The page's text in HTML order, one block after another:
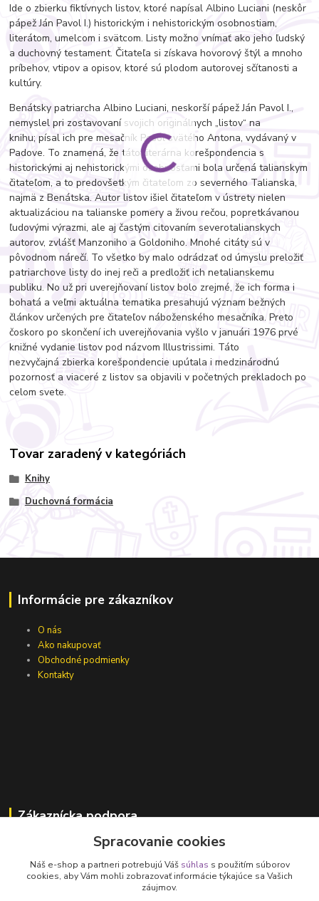
Ide o zbierku fiktívnych listov, ktoré napísal Albino Luciani (neskôr
pápež Ján Pavol I.) historickým i nehistorickým osobnostiam,
literátom, umelcom i svätcom. Listy možno vnímať ako jeho ľudský
a duchovný testament. Čitateľa si získava hovorový štýl a mnoho
príbehov, vtipov a opisov, ktoré sú plodom autorovej sčítanosti a
kultúry.
Benátsky patriarcha Albino Luciani, neskorší pápež Ján Pavol I.,
nemyslel pri zostavovaní svojich originálnych „listov“ na
knihu; písal ich pre mesačník Posol svätého Antona, vydávaný v
Padove. To znamená, že táto literárna korešpondencia s
historickými aj nehistorickými osobnosťami bola určená talianskym
čitateľom, a to predovšetkým čitateľom zo severného Talianska,
najmä z Benátska. Autor listov išiel čitateľom v ústrety nielen
aktualizáciou na talianske pomery a živou rečou, popretkávanou
ľudovými výrazmi, ale aj častým citovaním severotalianskych
autorov, zvlášť Manzoniho a Goldoniho. Mnohé citáty sú v
pôvodnom nárečí. To všetko by malo odrádzať od úmyslu preložiť
patriarchove listy do inej reči a predložiť ich netalianskemu
publiku. No už pri uverejňovaní listov bolo zrejmé, že ich forma i
bohatá a veľmi aktuálna tematika presahujú význam bežných
článkov určených pre čitateľov náboženského mesačníka. Preto
čoskoro po skončení ich uverejňovania vyšlo v januári 1976 prvé
knižné vydanie listov pod názvom Illustrissimi. Táto
nezvyčajná zbierka korešpondencie upútala i medzinárodnú
pozornosť a viaceré z listov sa objavili v početných prekladoch po
celom svete.
Tovar zaradený v kategóriách
Knihy
Duchovná formácia
Informácie pre zákazníkov
O nás
Ako nakupovať
Obchodné podmienky
Kontakty
Zákaznícka podpora
Jana Vajcíková
+421 918 593 760
(Po-Pia, 7:30-15:30 hod.)
Spracovanie cookies
Náš e-shop a partneri potrebujú Váš súhlas s použitím súborov
cookies, aby Vám mohli zobrazovať informácie týkajúce sa Vašich
záujmov.